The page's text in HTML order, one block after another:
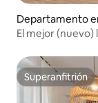
Departamento
El mejor
Superanfitrión
Superanfitrión